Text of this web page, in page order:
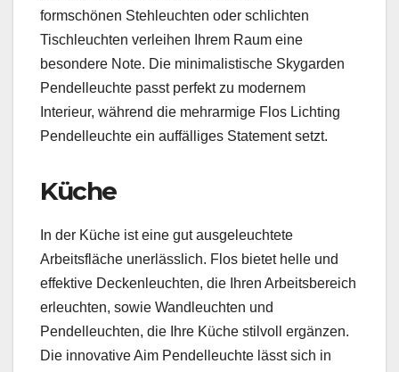
formschönen Stehleuchten oder schlichten
Tischleuchten verleihen Ihrem Raum eine
besondere Note. Die minimalistische Skygarden
Pendelleuchte passt perfekt zu modernem
Interieur, während die mehrarmige Flos Lichting
Pendelleuchte ein auffälliges Statement setzt.
Küche
In der Küche ist eine gut ausgeleuchtete
Arbeitsfläche unerlässlich. Flos bietet helle und
effektive Deckenleuchten, die Ihren Arbeitsbereich
erleuchten, sowie Wandleuchten und
Pendelleuchten, die Ihre Küche stilvoll ergänzen.
Die innovative Aim Pendelleuchte lässt sich in